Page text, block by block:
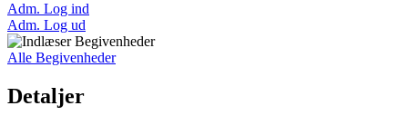
Adm. Log ind
Adm. Log ud
Alle Begivenheder
Detaljer